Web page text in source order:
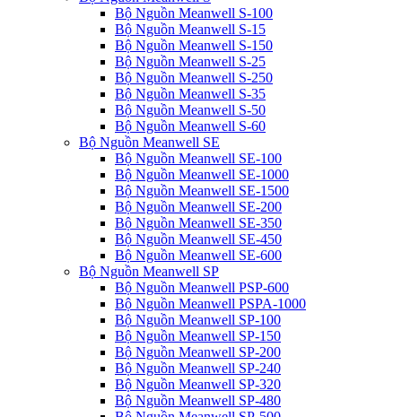
Bộ Nguồn Meanwell S-100
Bộ Nguồn Meanwell S-15
Bộ Nguồn Meanwell S-150
Bộ Nguồn Meanwell S-25
Bộ Nguồn Meanwell S-250
Bộ Nguồn Meanwell S-35
Bộ Nguồn Meanwell S-50
Bộ Nguồn Meanwell S-60
Bộ Nguồn Meanwell SE
Bộ Nguồn Meanwell SE-100
Bộ Nguồn Meanwell SE-1000
Bộ Nguồn Meanwell SE-1500
Bộ Nguồn Meanwell SE-200
Bộ Nguồn Meanwell SE-350
Bộ Nguồn Meanwell SE-450
Bộ Nguồn Meanwell SE-600
Bộ Nguồn Meanwell SP
Bộ Nguồn Meanwell PSP-600
Bộ Nguồn Meanwell PSPA-1000
Bộ Nguồn Meanwell SP-100
Bộ Nguồn Meanwell SP-150
Bộ Nguồn Meanwell SP-200
Bộ Nguồn Meanwell SP-240
Bộ Nguồn Meanwell SP-320
Bộ Nguồn Meanwell SP-480